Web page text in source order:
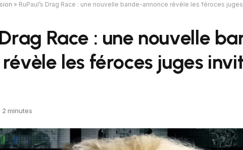
» RuPaul’s Drag Race : une nouvelle bande-annonce révèle les féroces
Drag Race : une nouvelle
les féroces juges
2 minutes